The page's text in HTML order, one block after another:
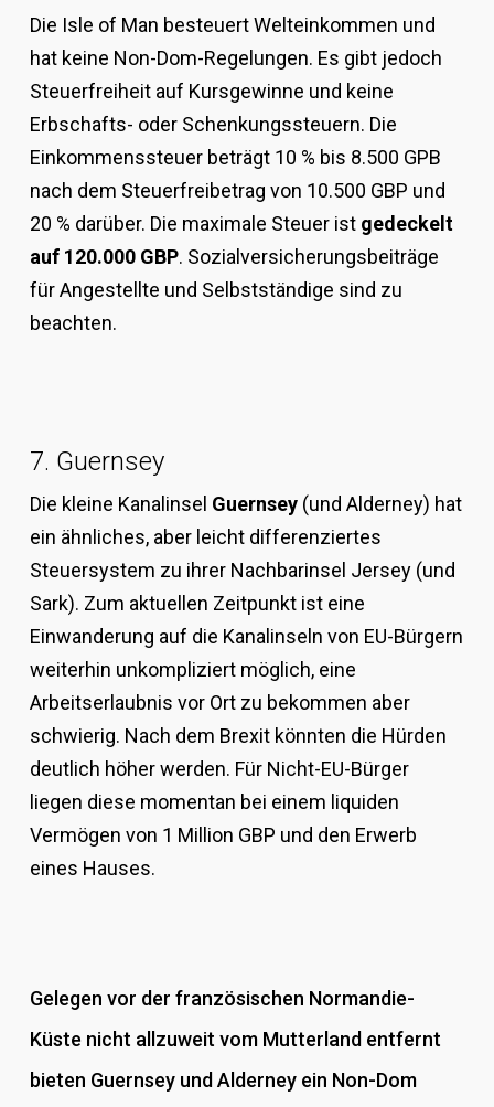
Die Isle of Man besteuert Welteinkommen und
hat keine Non-Dom-Regelungen. Es gibt jedoch
Steuerfreiheit auf Kursgewinne und keine
Erbschafts- oder Schenkungssteuern. Die
Einkommenssteuer beträgt 10 % bis 8.500 GPB
nach dem Steuerfreibetrag von 10.500 GBP und
20 % darüber. Die maximale Steuer ist gedeckelt
auf 120.000 GBP. Sozialversicherungsbeiträge
für Angestellte und Selbstständige sind zu
beachten.
7. Guernsey
Die kleine Kanalinsel Guernsey(und Alderney) hat
ein ähnliches, aber leicht differenziertes
Steuersystem zu ihrer Nachbarinsel Jersey (und
Sark). Zum aktuellen Zeitpunkt ist eine
Einwanderung auf die Kanalinseln von EU-Bürgern
weiterhin unkompliziert möglich, eine
Arbeitserlaubnis vor Ort zu bekommen aber
schwierig. Nach dem Brexit könnten die Hürden
deutlich höher werden. Für Nicht-EU-Bürger
liegen diese momentan bei einem liquiden
Vermögen von 1 Million GBP und den Erwerb
eines Hauses.
Gelegen vor der französischen Normandie-
Küste nicht allzuweit vom Mutterland entfernt
bieten Guernsey und Alderney ein Non-Dom